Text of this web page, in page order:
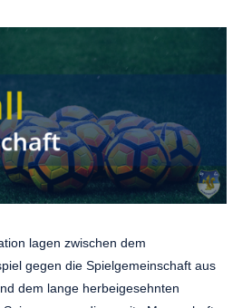
lagen zwischen dem
gegen die Spielgemeinschaft aus
dem lange herbeigesehnten